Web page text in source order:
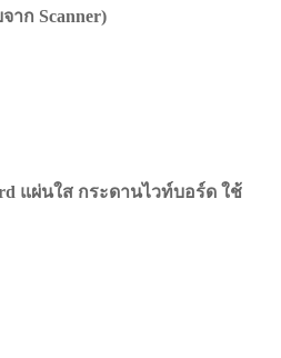
าก Scanner)
แผ่นใส กระดานไวท์บอร์ด ใช้